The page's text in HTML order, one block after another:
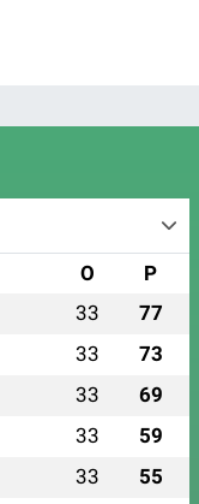
O P
33 77
33 73
33 69
33 59
33 55